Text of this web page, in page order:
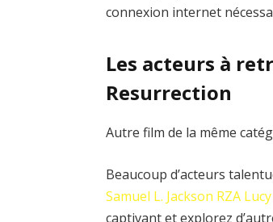
connexion internet
Les acteurs à
Resurrection
Autre film de la même
Beaucoup d’acteurs
Samuel L. Jackson RZA
captivant et explorez